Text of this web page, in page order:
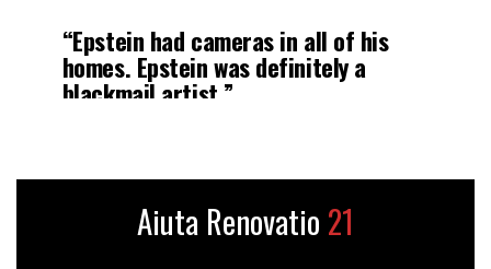
“Epstein had cameras in all of his
homes. Epstein was definitely a
blackmail artist.”
that that does not come out. A huge
part of our…
pic.twitter.com/5cyMe2EAHp
Aiuta Renovatio 21